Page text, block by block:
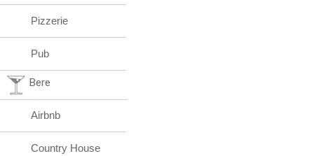
Pizzerie
Pub
Bere
Airbnb
Country House